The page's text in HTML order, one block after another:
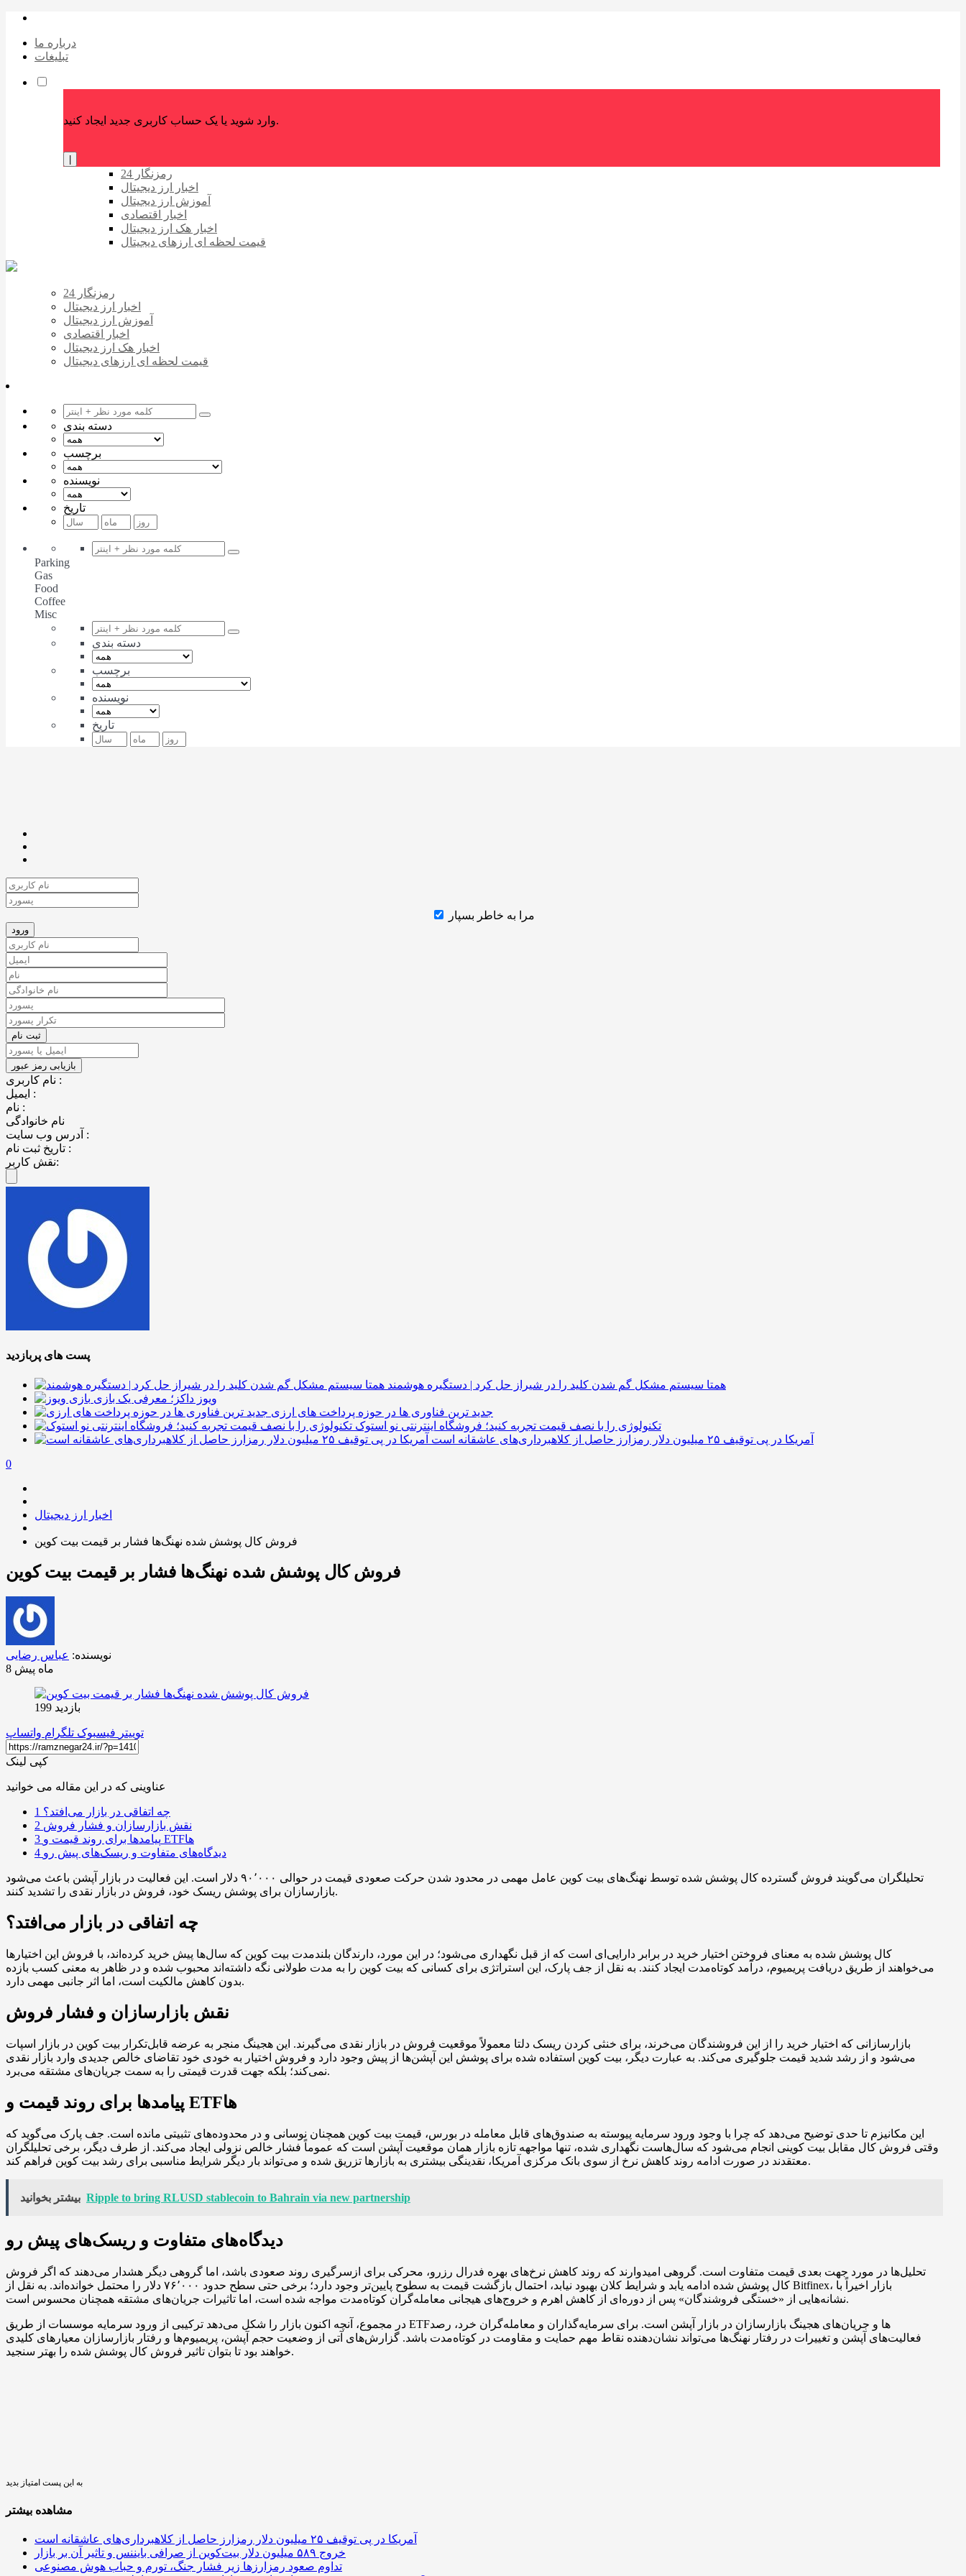
درباره ما
تبلیغات
وارد شوید یا یک حساب کاربری جدید ایجاد کنید.
رمزنگار 24
اخبار ارز دیجیتال
آموزش ارز دیجیتال
اخبار اقتصادی
اخبار هک ارز دیجیتال
قیمت لحظه ای ارزهای دیجیتال
رمزنگار 24
اخبار ارز دیجیتال
آموزش ارز دیجیتال
اخبار اقتصادی
اخبار هک ارز دیجیتال
قیمت لحظه ای ارزهای دیجیتال
دسته بندی
برچسب
نویسنده
تاریخ
Parking
Gas
Food
Coffee
Misc
دسته بندی
برچسب
نویسنده
تاریخ
مرا به خاطر بسپار
نام کاربری :
ایمیل :
نام :
نام خانوادگی
آدرس وب سایت :
تاریخ ثبت نام :
نقش کاربر:
پست های پربازدید
همتا سیستم مشکل گم شدن کلید را در شیراز حل کرد | دستگیره هوشمند
ویوز داکز؛ معرفی یک بازی
جدید ترین فناوری ها در حوزه پرداخت های ارزی
تکنولوژی را با نصف قیمت تجربه کنید؛ فروشگاه اینترنتی نو استوک
آمریکا در پی توقیف ۲۵ میلیون دلار رمزارز حاصل از کلاهبرداری‌های عاشقانه است
0
اخبار ارز دیجیتال
فروش کال پوشش شده نهنگ‌ها فشار بر قیمت بیت کوین
فروش کال پوشش شده نهنگ‌ها فشار بر قیمت بیت کوین
نویسنده: عباس رضایی
8 ماه پیش
بازدید 199
توییتر فیسبوک تلگرام واتساپ
کپی لینک
عناوینی که در این مقاله می خوانید
1 چه اتفاقی در بازار می‌افتد؟
2 نقش بازارسازان و فشار فروش
3
پیامدها برای روند قیمت و ETFها
4 دیدگاه‌های متفاوت و ریسک‌های پیش رو
تحلیلگران می‌گویند فروش گسترده کال پوشش شده توسط نهنگ‌های بیت کوین عامل مهمی در محدود شدن حرکت صعودی قیمت در حوالی ۹۰٬۰۰۰ دلار است. این فعالیت در بازار آپشن باعث می‌شود
بازارسازان برای پوشش ریسک خود، فروش در بازار نقدی را تشدید کنند.
چه اتفاقی در بازار می‌افتد؟
کال پوشش شده به معنای فروختن اختیار خرید در برابر دارایی‌ای است که از قبل نگهداری می‌شود؛ در این مورد، دارندگان بلندمدت بیت کوین که سال‌ها پیش خرید کرده‌اند، با فروش این اختیارها
می‌خواهند از طریق دریافت پریمیوم، درآمد کوتاه‌مدت ایجاد کنند. به نقل از جف پارک، این استراتژی برای کسانی که بیت کوین را به مدت طولانی نگه داشته‌اند محبوب شده و در ظاهر به معنی کسب بازده
بدون کاهش مالکیت است، اما اثر جانبی مهمی دارد.
نقش بازارسازان و فشار فروش
بازارسازانی که اختیار خرید را از این فروشندگان می‌خرند، برای خنثی کردن ریسک دلتا معمولاً موقعیت فروش در بازار نقدی می‌گیرند. این هجینگ منجر به عرضه قابل‌تکرار بیت کوین در بازار اسپات
می‌شود و از رشد شدید قیمت جلوگیری می‌کند. به عبارت دیگر، بیت کوین استفاده شده برای پوشش این آپشن‌ها از پیش وجود دارد و فروش اختیار به خودی خود تقاضای خالص جدیدی وارد بازار نقدی
نمی‌کند؛ بلکه جهت قدرت قیمتی را به سمت جریان‌های مشتقه می‌برد.
پیامدها برای روند قیمت و ETFها
این مکانیزم تا حدی توضیح می‌دهد که چرا با وجود ورود سرمایه پیوسته به صندوق‌های قابل معامله در بورس، قیمت بیت کوین همچنان نوسانی و در محدوده‌های تثبیتی مانده است. جف پارک می‌گوید که
وقتی فروش کال مقابل بیت کوینی انجام می‌شود که سال‌هاست نگهداری شده، تنها مواجهه تازه بازار همان موقعیت آپشن است که عموماً فشار خالص نزولی ایجاد می‌کند. از طرف دیگر، برخی تحلیلگران
معتقدند در صورت ادامه روند کاهش نرخ از سوی بانک مرکزی آمریکا، نقدینگی بیشتری به بازارها تزریق شده و می‌تواند بار دیگر شرایط مناسبی برای رشد بیت کوین فراهم کند.
بیشتر بخوانید Ripple to bring RLUSD stablecoin to Bahrain via new partnership
دیدگاه‌های متفاوت و ریسک‌های پیش رو
تحلیل‌ها در مورد جهت بعدی قیمت متفاوت است. گروهی امیدوارند که روند کاهش نرخ‌های بهره فدرال رزرو، محرکی برای ازسرگیری روند صعودی باشد، اما گروهی دیگر هشدار می‌دهند که اگر فروش
کال پوشش شده ادامه یابد و شرایط کلان بهبود نیابد، احتمال بازگشت قیمت به سطوح پایین‌تر وجود دارد؛ برخی حتی سطح حدود ۷۶٬۰۰۰ دلار را محتمل خوانده‌اند. به نقل از Bitfinex، بازار اخیراً با
نشانه‌هایی از «خستگی فروشندگان» پس از دوره‌ای از کاهش اهرم و خروج‌های هیجانی معامله‌گران کوتاه‌مدت مواجه شده است، اما تاثیرات جریان‌های مشتقه همچنان محسوس است.
در مجموع، آنچه اکنون بازار را شکل می‌دهد ترکیبی از ورود سرمایه موسسات از طریق ETFها و جریان‌های هجینگ بازارسازان در بازار آپشن است. برای سرمایه‌گذاران و معامله‌گران خرد، رصد
فعالیت‌های آپشن و تغییرات در رفتار نهنگ‌ها می‌تواند نشان‌دهنده نقاط مهم حمایت و مقاومت در کوتاه‌مدت باشد. گزارش‌های آتی از وضعیت حجم آپشن، پریمیوم‌ها و رفتار بازارسازان معیارهای کلیدی
خواهند بود تا بتوان تاثیر فروش کال پوشش شده را بهتر سنجید.
به این پست امتیاز بدید
مشاهده بیشتر
آمریکا در پی توقیف ۲۵ میلیون دلار رمزارز حاصل از کلاهبرداری‌های عاشقانه است
خروج ۵۸۹ میلیون دلار بیت‌کوین از صرافی بایننس و تاثیر آن بر بازار
تداوم صعود رمزارزها زیر فشار جنگ، تورم و حباب هوش مصنوعی